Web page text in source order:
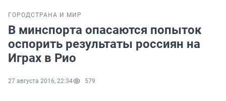
ГОРОДСТРАНА И МИР
В минспорта опасаются попыток
оспорить результаты россиян на
Играх в Рио
27 августа 2016, 22:34 579